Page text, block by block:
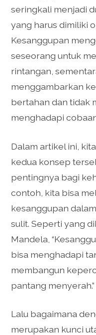
seringkali menjadi
yang harus dimiliki
Kesanggupan
seseorang untuk
rintangan,
menggambarkan
bertahan dan tidak
menghadapi
Dalam artikel ini,
kedua konsep
pentingnya bagi
contoh, kita bisa
kesanggupan
sulit. Seperti yang
Mandela,
bisa menghadapi
membangun
pantang menyerah.”
Lalu bagaimana
merupakan kunci